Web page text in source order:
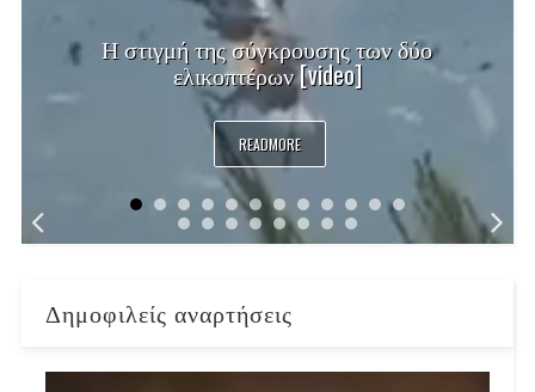
Η στιγμή της σύγκρουσης των δύο
ελικοπτέρων [video]
READMORE
Δημοφιλείς αναρτήσεις